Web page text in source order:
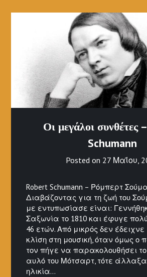
Οι μεγάλοι συνθέτες
Schumann
Posted on 27 Μαΐου,
Robert Schumann – Ρόμπερτ
Διαβάζοντας για τη ζωή του
με εντυπωσίασε είναι:
Σαξωνία το 1810 και έφυγε
46 ετών. Από μικρός δεν έδειχνε
κλίση στη μουσική, όταν όμως ο
τον πήγε να παρακολουθήσει
αυλό του Μότσαρτ, τότε
ηλικία…